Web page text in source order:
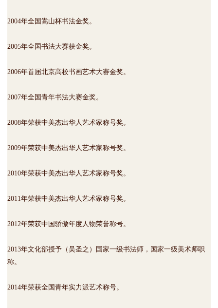
2004年全国嵩山杯书法金奖。
2005年全国书法大赛获金奖。
2006年首届北京高校书画艺术大赛金奖。
2007年全国青年书法大赛金奖。
2008年荣获中美杰出华人艺术家称号奖。
2009年荣获中美杰出华人艺术家称号奖。
2010年荣获中美杰出华人艺术家称号奖。
2011年荣获中美杰出华人艺术家称号奖。
2012年荣获中国骄傲年度人物荣誉称号。
2013年文化部授予（吴圣之）国家一级书法师，国家一级美术师职
称。
2014年荣获全国青年实力派艺术称号。